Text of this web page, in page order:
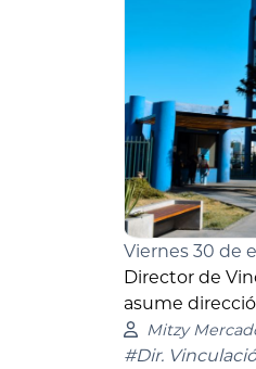
Viernes 30 de
Director de
asume
Mitzy
#Dir.